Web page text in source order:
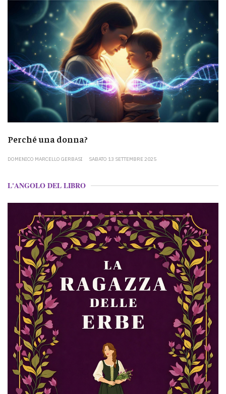
Perché una donna?
DOMENICO MARCELLO GERBASI SABATO 13 SETTEMBRE 2025
L'ANGOLO DEL LIBRO